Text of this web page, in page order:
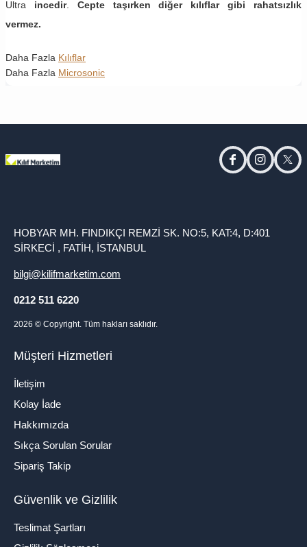
Ultra incedir. Cepte taşırken diğer kılıflar gibi rahatsızlık
vermez.
Daha Fazla Kılıflar
Daha Fazla Microsonic
facebookinstagram
HOBYAR MH. FINDIKÇI REMZİ SK. NO:5, KAT:4, D:401
SİRKECİ , FATİH, İSTANBUL
bilgi@kilifmarketim.com
0212 511 6220
2026 © Copyright. Tüm hakları saklıdır.
Müşteri Hizmetleri
İletişim
Kolay İade
Hakkımızda
Sıkça Sorulan Sorular
Sipariş Takip
Güvenlik ve Gizlilik
Teslimat Şartları